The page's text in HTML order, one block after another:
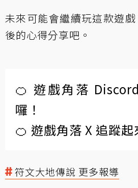
未來可能會繼續玩這款遊
後的心得分享吧。
🍊 遊戲角落
囉！
🍊 遊戲角落 X 追蹤起
符文大地傳說 更多報導